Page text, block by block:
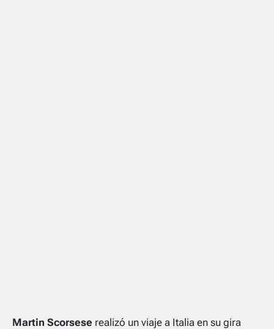
Martin Scorsese realizó un viaje a Italia en su gira